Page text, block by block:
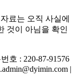
료는 오직 사실에
것이 아님을 확인
호 : 220-87-91576
|